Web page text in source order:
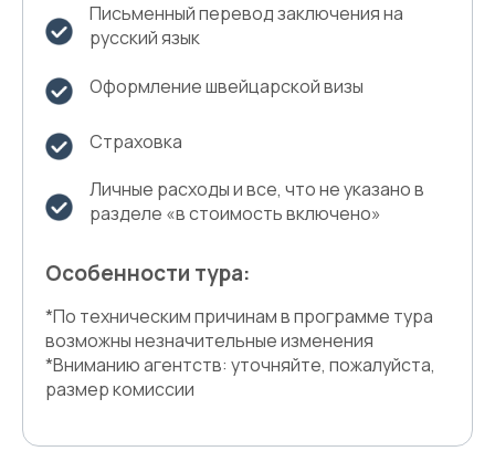
Письменный перевод заключения на
русский язык
Оформление швейцарской визы
Страховка
Личные расходы и все, что не указано в
разделе «в стоимость включено»
Особенности тура:
*По техническим причинам в программе тура
возможны незначительные изменения
*Вниманию агентств: уточняйте, пожалуйста,
размер комиссии